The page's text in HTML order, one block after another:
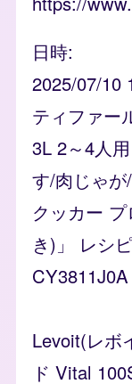
日時
2025/07/10
ティファー
3L 2～4人
す/肉じゃが
クッカー
き)」 レシ
CY3811J0A
Levoit(レボ
ド Vital